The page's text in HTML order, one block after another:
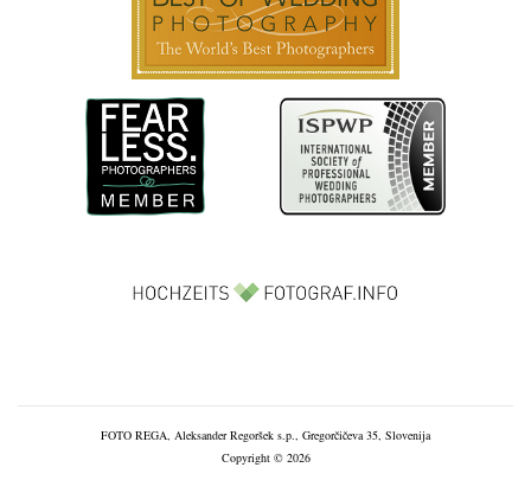
FOTO REGA, Aleksander Regoršek s.p., Gregorčičeva 35, Slovenija
Copyright © 2026